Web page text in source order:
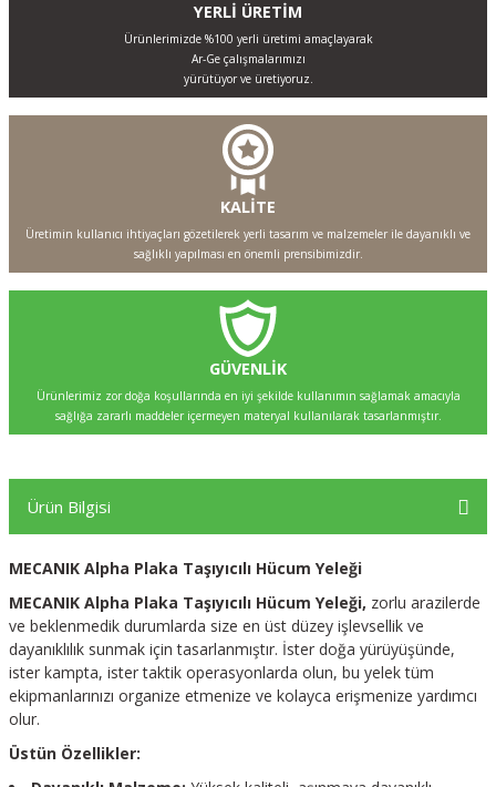
YERLİ ÜRETİM
Ürünlerimizde %100 yerli üretimi amaçlayarak
Ar-Ge çalışmalarımızı
yürütüyor ve üretiyoruz.
KALİTE
Üretimin kullanıcı ihtiyaçları gözetilerek yerli tasarım ve malzemeler ile dayanıklı ve
sağlıklı yapılması en önemli prensibimizdir.
GÜVENLİK
Ürünlerimiz zor doğa koşullarında en iyi şekilde kullanımın sağlamak amacıyla
sağlığa zararlı maddeler içermeyen materyal kullanılarak tasarlanmıştır.
Ürün Bilgisi
MECANIK Alpha Plaka Taşıyıcılı Hücum Yeleği
MECANIK Alpha Plaka Taşıyıcılı Hücum Yeleği, zorlu arazilerde
ve beklenmedik durumlarda size en üst düzey işlevsellik ve
dayanıklılık sunmak için tasarlanmıştır. İster doğa yürüyüşünde,
ister kampta, ister taktik operasyonlarda olun, bu yelek tüm
ekipmanlarınızı organize etmenize ve kolayca erişmenize yardımcı
olur.
Üstün Özellikler: